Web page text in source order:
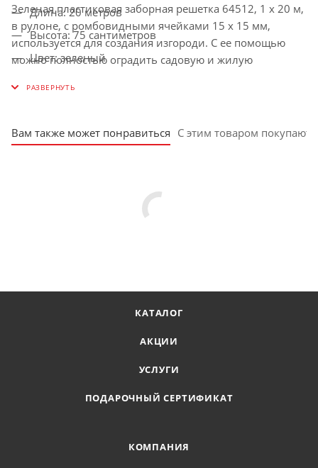
Зеленая пластиковая заборная решетка 64512, 1 х 20 м,
в рулоне, с ромбовидными ячейками 15 х 15 мм,
используется для создания изгороди. С ее помощью
можно полностью оградить садовую и жилую
Возможно применение изделия в качестве каркаса для
деревянными и каменными материалами. Также
решетка пригодится для установки ограды на детских и
Длина: 20 метров
Высота: 75 сантиметров
Цвет: зеленый
Размер ячейки: 15х15 мм
Вам также может понравиться С этим товаром покупают
КАТАЛОГ
АКЦИИ
УСЛУГИ
ПОДАРОЧНЫЙ СЕРТИФИКАТ
КОМПАНИЯ